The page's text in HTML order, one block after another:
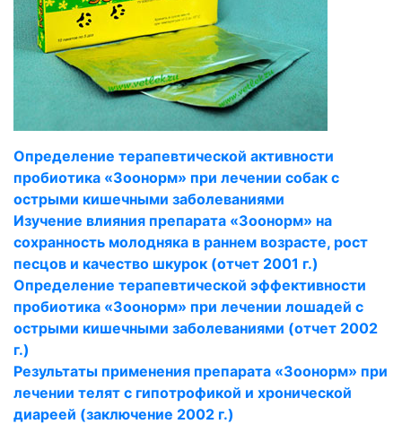
Определение терапевтической активности
пробиотика «Зоонорм» при лечении собак с
острыми кишечными заболеваниями
Изучение влияния препарата «Зоонорм» на
сохранность молодняка в раннем возрасте, рост
песцов и качество шкурок (отчет 2001 г.)
Определение терапевтической эффективности
пробиотика «Зоонорм» при лечении лошадей с
острыми кишечными заболеваниями (отчет 2002
г.)
Результаты применения препарата «Зоонорм» при
лечении телят с гипотрофикой и хронической
диареей (заключение 2002 г.)